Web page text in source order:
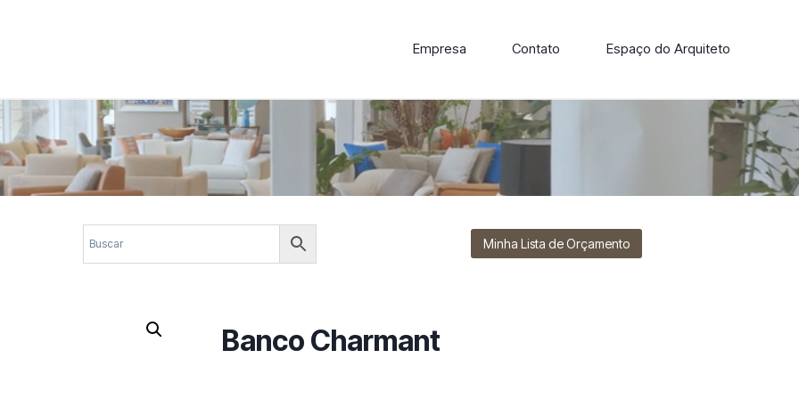
Empresa Contato Espaço do Arquiteto
com elegância, funcionalidade e personalidade. Explore nossa linha de cadeiras, poltronas, sofás e mesas de
design.
Minha Lista de Orçamento
Banco Charmant